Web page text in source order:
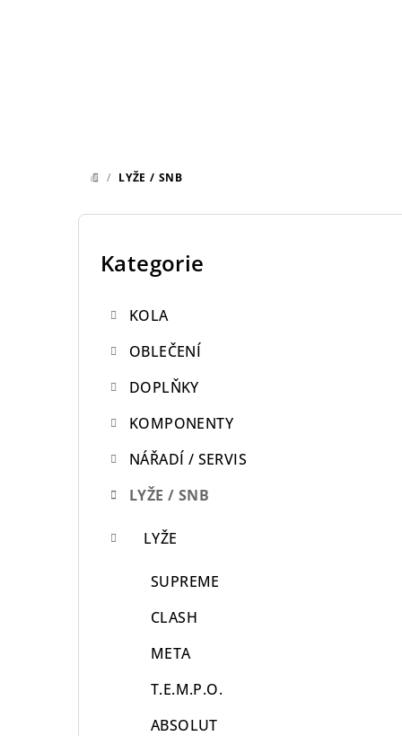
DOMŮ
/ LYŽE / SNB
P
Přeskočit
kategorie
Kategorie
KOLA
OBLEČENÍ
DOPLŇKY
KOMPONENTY
NÁŘADÍ / SERVIS
LYŽE / SNB
LYŽE
SUPREME
CLASH
META
T.E.M.P.O.
ABSOLUT